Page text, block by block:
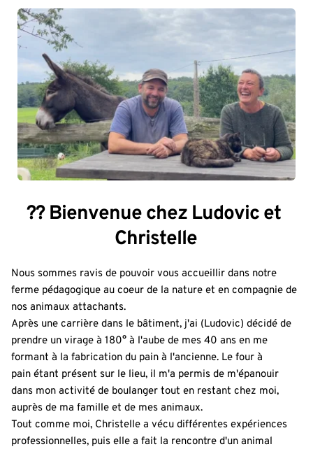
?? Bienvenue chez Ludovic et
Christelle
Nous sommes ravis de pouvoir vous accueillir dans notre
ferme pédagogique au coeur de la nature et en compagnie de
nos animaux attachants.
Après une carrière dans le bâtiment, j'ai (Ludovic) décidé de
prendre un virage à 180° à l'aube de mes 40 ans en me
formant à la fabrication du pain à l'ancienne. Le four à
pain étant présent sur le lieu, il m'a permis de m'épanouir
dans mon activité de boulanger tout en restant chez moi,
auprès de ma famille et de mes animaux.
Tout comme moi, Christelle a vécu différentes expériences
professionnelles, puis elle a fait la rencontre d'un animal